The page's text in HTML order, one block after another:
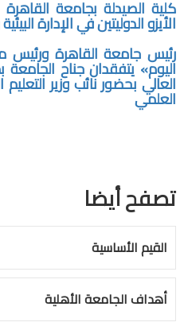
كلية الصيدلة بجامعة
الأيزو الدوليتين في الإدارة
رئيس جامعة القاهرة
اليوم» يتفقدان جناح الجامعة
العالي بحضور نائب وزير
العلمي
تصفح أيضا
القيم الأساسية
أهداف الجامعة الأهلية